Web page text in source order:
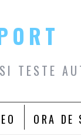
TESTE
ORA DE